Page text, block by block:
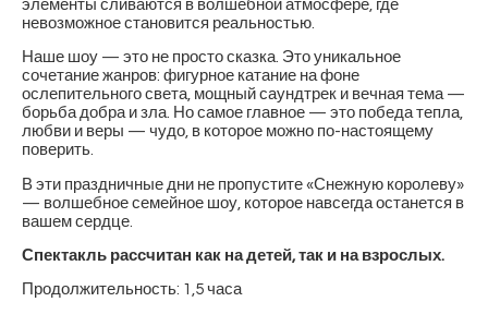
элементы сливаются в волшебной атмосфере, где
невозможное становится реальностью.
Наше шоу — это не просто сказка. Это уникальное
сочетание жанров: фигурное катание на фоне
ослепительного света, мощный саундтрек и вечная тема —
борьба добра и зла. Но самое главное — это победа тепла,
любви и веры — чудо, в которое можно по-настоящему
поверить.
В эти праздничные дни не пропустите «Снежную королеву»
— волшебное семейное шоу, которое навсегда останется в
вашем сердце.
Спектакль рассчитан как на детей, так и на взрослых.
Продолжительность: 1,5 часа